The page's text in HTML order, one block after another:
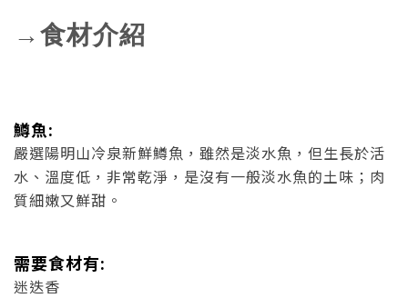
→食材介紹
鱒魚:
嚴選陽明山冷泉新鮮鱒魚，雖然是淡水魚，但生長於活
水、溫度低，非常乾淨，是沒有一般淡水魚的土味；肉
質細嫩又鮮甜。
需要食材有:
迷迭香